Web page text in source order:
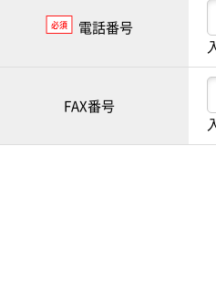
必須
電話番号
FAX番号